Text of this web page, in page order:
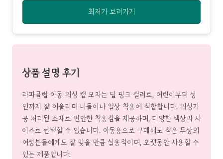
최저가 보러가기
상품 설명 후기
라파클럽 아동 워싱 캡 모자는 딥 핑크 컬러로, 어린이부터 성
인까지 잘 어울리며 나들이나 일상 착용에 적합합니다. 워싱가
공 처리된 소재로 편안한 착용감을 제공하며, 다양한 색상과 사
이즈로 선택할 수 있습니다. 아동용으로 구매해도 작은 두상의
여성분들에게도 잘 맞을 만큼 실용적이며, 오랫동안 사용할 수
있는 제품입니다.